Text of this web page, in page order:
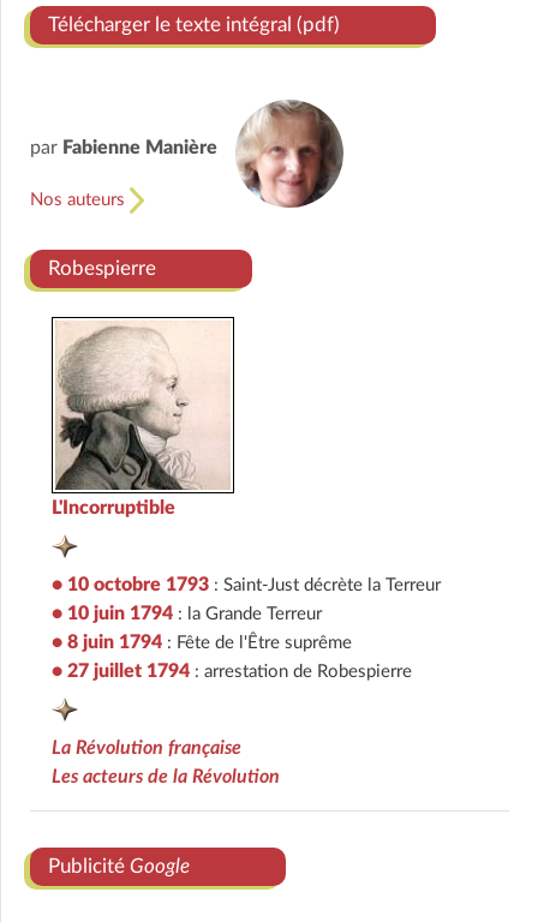
Télécharger le texte intégral (pdf)
par Fabienne Manière
Nos auteurs
Robespierre
L'Incorruptible
• 10 octobre 1793 : Saint-Just décrète la Terreur
• 10 juin 1794 : la Grande Terreur
• 8 juin 1794 : Fête de l'Être suprême
• 27 juillet 1794 : arrestation de Robespierre
La Révolution française
Les acteurs de la Révolution
Publicité Google